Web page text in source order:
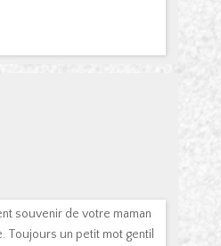
souvenir de votre maman
Toujours un petit mot gentil